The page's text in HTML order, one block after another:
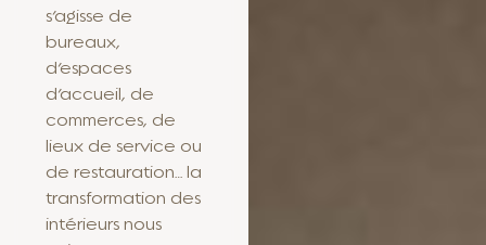
s’agisse de
bureaux,
d’espaces
d’accueil, de
commerces, de
lieux de service ou
de restauration… la
transformation des
intérieurs nous